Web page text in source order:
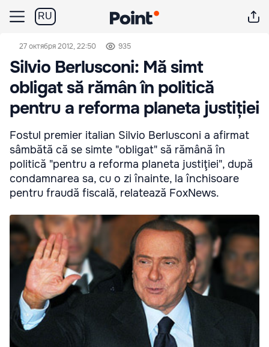
RU
27 октября 2012, 22:50 935
Silvio Berlusconi: Mă simt
obligat să rămân în politică
pentru a reforma planeta justiției
Fostul premier italian Silvio Berlusconi a afirmat
sâmbătă că se simte "obligat" să rămână în
politică "pentru a reforma planeta justiţiei", după
condamnarea sa, cu o zi înainte, la închisoare
pentru fraudă fiscală, relatează FoxNews.